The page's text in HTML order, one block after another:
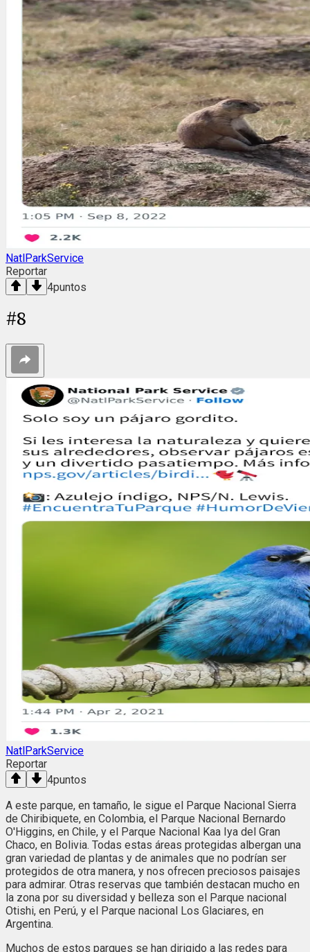
NatlParkService
Reportar
4puntos
#8
NatlParkService
Reportar
4puntos
A este parque, en tamaño, le sigue el Parque Nacional Sierra
de Chiribiquete, en Colombia, el Parque Nacional Bernardo
O'Higgins, en Chile, y el Parque Nacional Kaa Iya del Gran
Chaco, en Bolivia. Todas estas áreas protegidas albergan una
gran variedad de plantas y de animales que no podrían ser
protegidos de otra manera, y nos ofrecen preciosos paisajes
para admirar. Otras reservas que también destacan mucho en
la zona por su diversidad y belleza son el Parque nacional
Otishi, en Perú, y el Parque nacional Los Glaciares, en
Argentina.
Muchos de estos parques se han dirigido a las redes para